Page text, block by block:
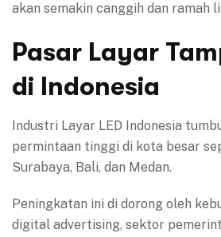
akan semakin canggih dan ramah
Pasar Layar
di Indonesia
Industri Layar LED Indonesia
permintaan tinggi di kota besar
Surabaya, Bali, dan Medan.
Peningkatan ini di dorong oleh
digital advertising, sektor